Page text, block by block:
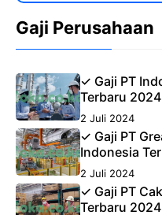
Gaji Perusahaan
✓ Gaji PT
Terbaru 2024
2 Juli 2024
✓ Gaji PT
Indonesia
2 Juli 2024
✓ Gaji PT
Terbaru 2024